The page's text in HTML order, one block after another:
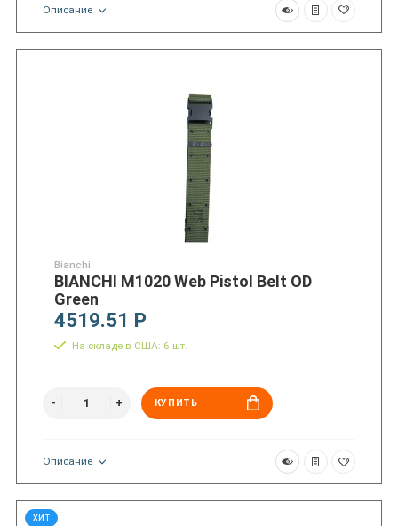
Описание
Bianchi
BIANCHI M1020 Web Pistol Belt OD
Green
4519.51 Р
На складе в США: 6 шт.
КУПИТЬ
Описание
ХИТ